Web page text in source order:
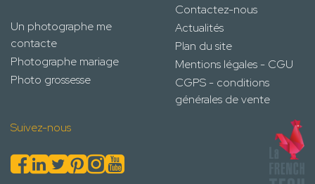
Un photographe me
contacte
Photographe mariage
Photo grossesse
Contactez-nous
Actualités
Plan du site
Mentions légales - CGU
CGPS - conditions
générales de vente
Suivez-nous